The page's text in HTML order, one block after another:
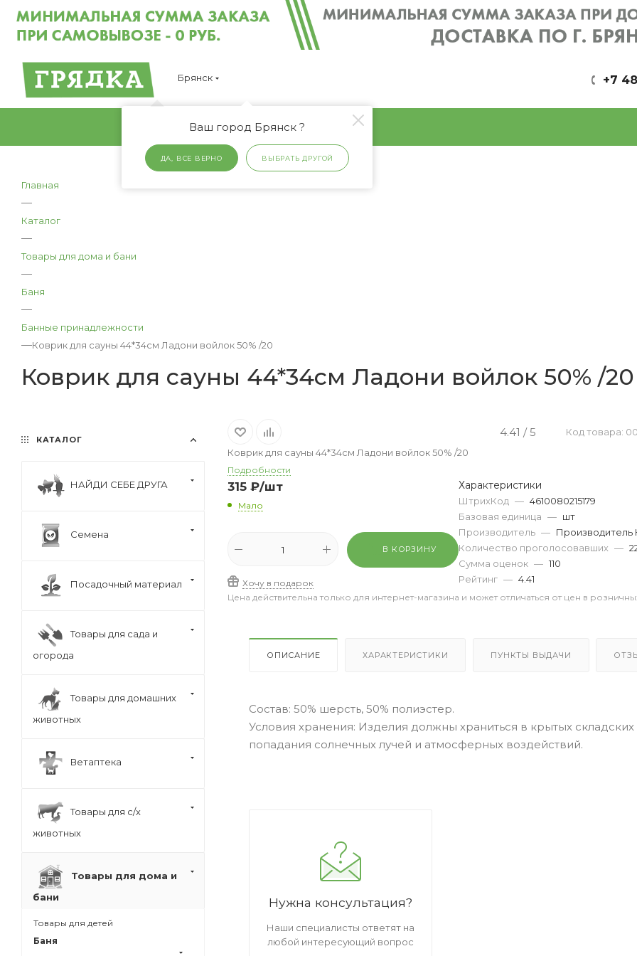
Брянск
Ваш город Брянск ?
ДА, ВСЕ ВЕРНО ВЫБРАТЬ ДРУГОЙ
+7
Главная
—
Каталог
—
Товары для дома и бани
—
Баня
—
Банные принадлежности
—Коврик для сауны 44*34см Ладони войлок 50% /20
Коврик для сауны 44*34см Ладони войлок 50% /20
4.41 / 5
Код товара:
Коврик для сауны 44*34см Ладони войлок 50% /20
Подробности
315 ₽/шт
Мало
В КОРЗИНУ
Хочу в подарок
Характеристики
ШтрихКод — 4610080215179
Базовая единица — шт
Производитель — Производитель
Количество проголосовавших —
Сумма оценок — 110
Рейтинг — 4.41
Цена действительна только для интернет-магазина и может отличаться от цен в
ОПИСАНИЕ ХАРАКТЕРИСТИКИ ПУНКТЫ ВЫДАЧИ
Состав: 50% шерсть, 50% полиэстер.
Условия хранения: Изделия должны храниться в крытых
попадания солнечных лучей и атмосферных воздействий.
Нужна консультация?
Наши специалисты ответят на
любой интересующий вопрос
КАТАЛОГ
НАЙДИ СЕБЕ ДРУГА
Семена
Посадочный материал
Товары для сада и
огорода
Товары для домашних
животных
Ветаптека
Товары для с/х
животных
Товары для дома и
бани
Товары для детей
Баня